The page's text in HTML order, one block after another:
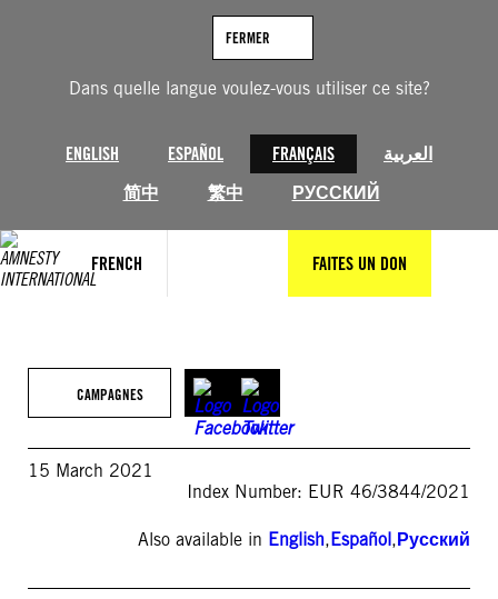
Dans quelle langue voulez-vous utiliser ce site?
ENGLISH ESPAÑOL FRANÇAIS
العربية
简中
繁中 РУССКИЙ
FERMER
FRENCH FAITES UN DON
CAMPAGNES
15 March 2021
Index Number: EUR 46/3844/2021
Also available in English,Español,Русский